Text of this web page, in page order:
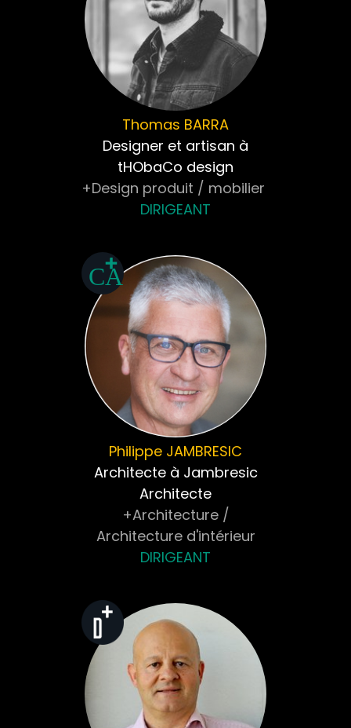
Thomas BARRA
Designer et artisan à
tHObaCo design
+Design produit / mobilier
DIRIGEANT
Philippe JAMBRESIC
Architecte à Jambresic
Architecte
+Architecture /
Architecture d'intérieur
DIRIGEANT